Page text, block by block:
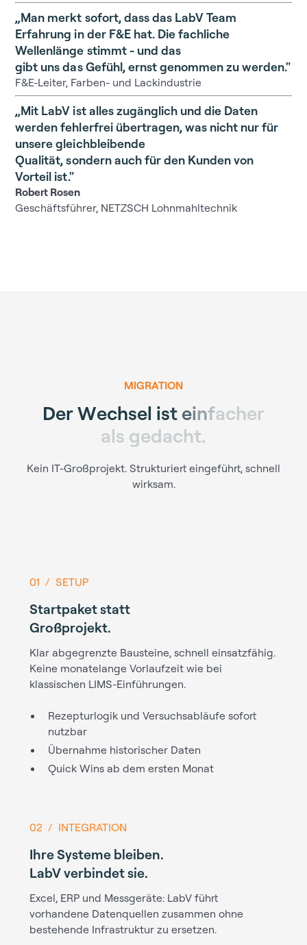
„Man merkt sofort, dass das LabV Team
Erfahrung in der F&E hat. Die fachliche
Wellenlänge stimmt - und das
gibt uns das Gefühl, ernst genommen zu werden."
F&E-Leiter, Farben- und Lackindustrie
„Mit LabV ist alles zugänglich und die Daten
werden fehlerfrei übertragen, was nicht nur für
unsere gleichbleibende
Qualität, sondern auch für den Kunden von
Vorteil ist."
Robert Rosen
Geschäftsführer, NETZSCH Lohnmahltechnik
MIGRATION
DerWechsel ist einfacher
als gedacht.
Kein IT-Großprojekt. Strukturiert eingeführt, schnell
wirksam.
01 / SETUP
Startpaket statt
Großprojekt.
Klar abgegrenzte Bausteine, schnell einsatzfähig.
Keine monatelange Vorlaufzeit wie bei
klassischen LIMS-Einführungen.
Rezepturlogik und Versuchsabläufe sofort
nutzbar
Übernahme historischer Daten
Quick Wins ab dem ersten Monat
02 / INTEGRATION
Ihre Systeme bleiben.
LabV verbindet sie.
Excel, ERP und Messgeräte: LabV führt
vorhandene Datenquellen zusammen ohne
bestehende Infrastruktur zu ersetzen.